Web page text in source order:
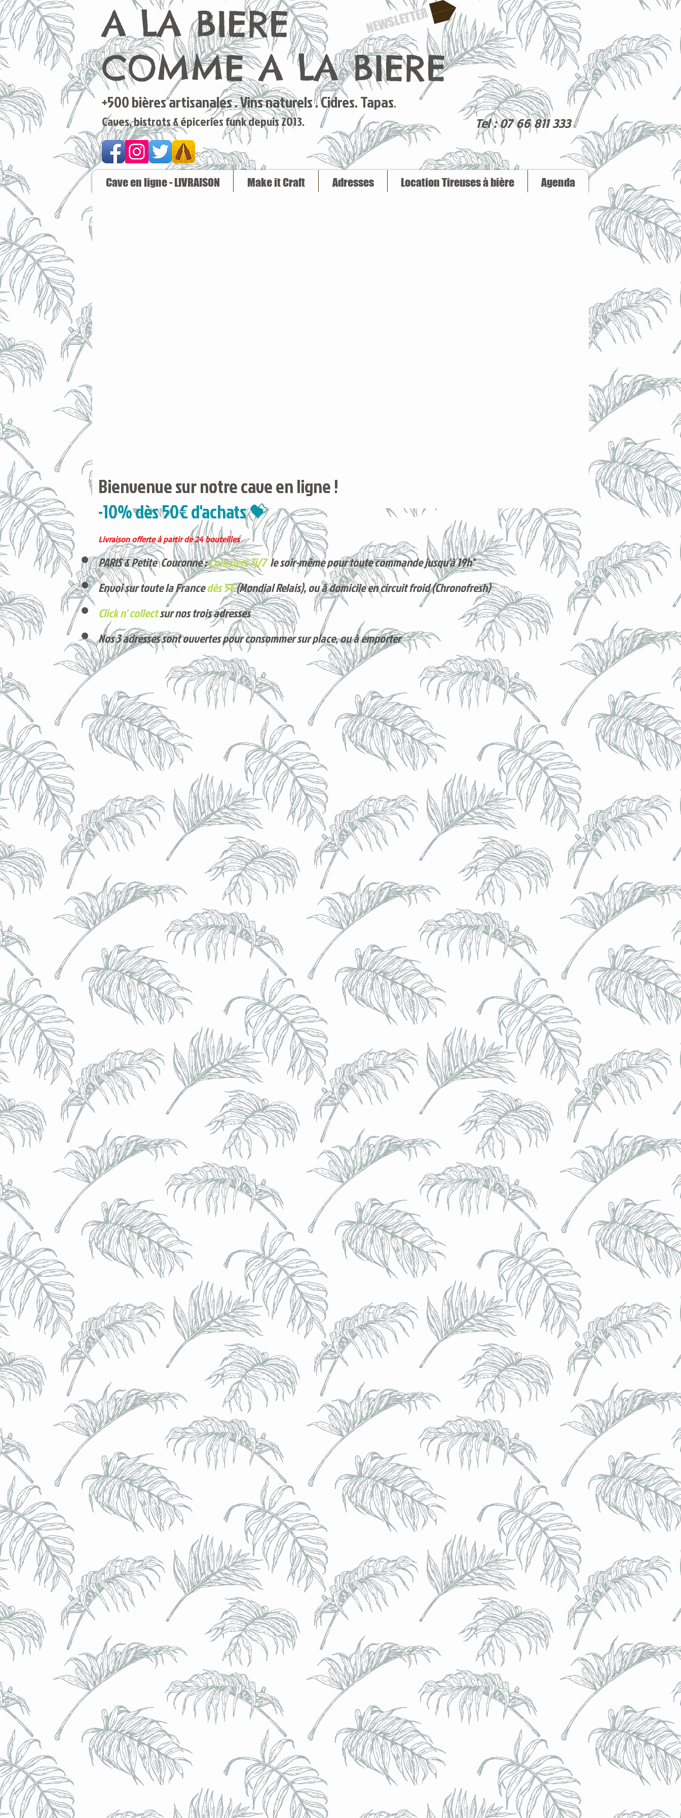
+500 bières artisanales . Vins naturels . Cidres. Tapas.
Caves, bistrots & épiceries funk depuis 2013.
A LA BIERE
COMME A LA BIERE
NEWSLETTER
Tel : 07 66 811 333
Cave en ligne - LIVRAISON Make it Craft Adresses Location Tireuses à bière Agenda
Bienvenue sur notre cave en ligne !
-10% dès 50€ d'achats 💝
Livraison offerte à partir de 24 bouteilles
PARIS & Petite Couronne :Coursiers 7j/7le soir-même pour toute commande jusqu'à 19h*
Envoi sur toute la Francedès 5€(Mondial Relais), ou à domicile en circuit froid (Chronofresh)
Click n' collectsur nos trois adresses
Nos 3 adresses sont ouvertes pour consommer sur place, ou à emporter
Voici nos derniers arrivages !
Produits phares
BRULO (UK) - King For A Day NEIPA - (Sans Alcool) - 0,5% - Canette 33cl
BRULO (UK) - King For A Day NEIPA - (Sans Alcool) - 0,5% - Canette 33cl
Achat immédiat